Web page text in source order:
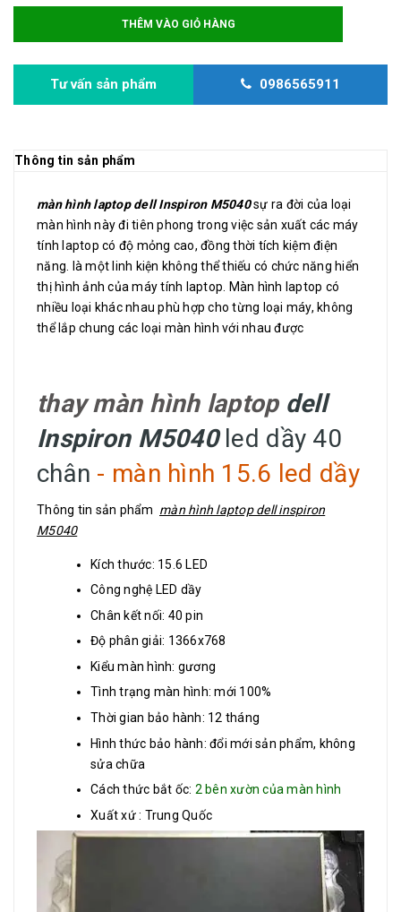
THÊM VÀO GIỎ HÀNG
Tư vấn sản phẩm 0986565911
Thông tin sản phẩm
màn hình laptop dell Inspiron M5040sự ra đời của loại
màn hình này đi tiên phong trong việc sản xuất các máy
tính laptop có độ mỏng cao, đồng thời tích kiệm điện
năng. là một linh kiện không thể thiếu có chức năng hiển
thị hình ảnh của máy tính laptop. Màn hình laptop có
nhiều loại khác nhau phù hợp cho từng loại máy, không
thể lắp chung các loại màn hình với nhau được
thay màn hình laptopdell
Inspiron M5040led dầy 40
chân - màn hình 15.6 led dầy
Thông tin sản phẩm màn hình laptop dell inspiron
M5040
Kích thước: 15.6 LED
Công nghệ LED dầy
Chân kết nối: 40 pin
Độ phân giải: 1366x768
Kiểu màn hình: gương
Tình trạng màn hình: mới 100%
Thời gian bảo hành: 12 tháng
Hình thức bảo hành: đổi mới sản phẩm, không
sửa chữa
Cách thức bắt ốc: 2 bên xườn của màn hình
Xuất xứ : Trung Quốc